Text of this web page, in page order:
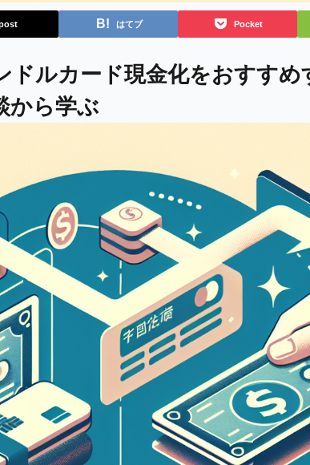
はてブ Pocket
ドルカード現金化をおすすめ
から学ぶ